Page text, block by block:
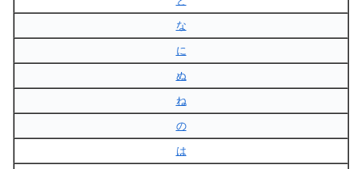
な
に
ぬ
ね
の
は